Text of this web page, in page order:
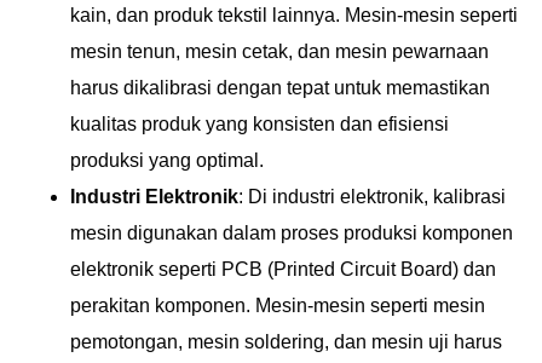
kain, dan produk tekstil lainnya. Mesin-mesin seperti
mesin tenun, mesin cetak, dan mesin pewarnaan
harus dikalibrasi dengan tepat untuk memastikan
kualitas produk yang konsisten dan efisiensi
produksi yang optimal.
Industri Elektronik: Di industri elektronik, kalibrasi
mesin digunakan dalam proses produksi komponen
elektronik seperti PCB (Printed Circuit Board) dan
perakitan komponen. Mesin-mesin seperti mesin
pemotongan, mesin soldering, dan mesin uji harus